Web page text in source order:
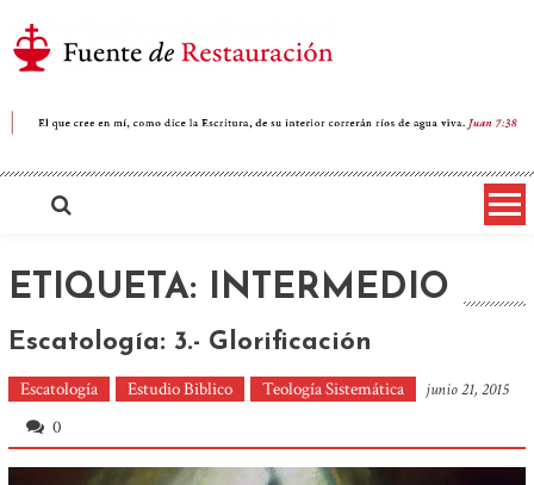
contenido
Restauración
ETIQUETA: INTERMEDIO
Escatología: 3.- Glorificación
Escatología Estudio Biblico Teología Sistemática junio 21, 2015
0